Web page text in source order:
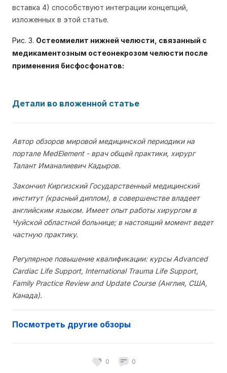
вставка 4) способствуют интеграции концепций,
изложенных в этой статье.
Рис. 3. Остеомиелит нижней челюсти, связанный с
медикаментозным остеонекрозом челюсти после
применения бисфосфонатов:
Детали во вложенной статье
Автор обзоров мировой медицинской периодики на
портале MedElement - врач общей практики, хирург
Талант Иманалиевич Кадыров.
Закончил Киргизский Государственный медицинский
институт (красный диплом), в совершенстве владеет
английским языком. Имеет опыт работы хирургом в
Чуйской областной больнице; в настоящий момент ведет
частную практику.
Регулярное повышение квалификации: курсы Advanced
Cardiac Life Support, International Trauma Life Support,
Family Practice Review and Update Course (Англия, США,
Канада).
Посмотреть другие обзоры
0 0